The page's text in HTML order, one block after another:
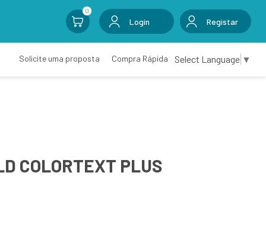
0
Login Registar
Solicite uma proposta Compra Rápida Select Language ▼
COLORTEXT PLUS